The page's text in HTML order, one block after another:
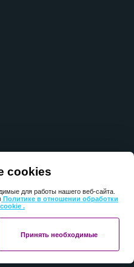
cookies
для работы нашего веб-сайта.
Политике в отношении обработки
.
Принять необходимые
данных